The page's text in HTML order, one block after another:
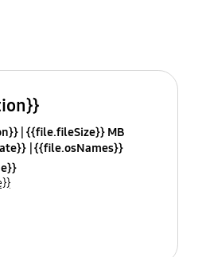
{{file.fileSize}} MB
{{file.osNames}}